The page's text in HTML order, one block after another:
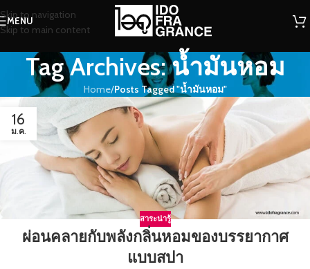
Skip to navigation
Skip to main content
MENU
Tag Archives: น้ำมันหอม
Home/Posts Tagged "น้ำมันหอม"
16
ม.ค.
สาระน่ารู้
ผ่อนคลายกับพลังกลิ่นหอมของบรรยากาศ
แบบสปา